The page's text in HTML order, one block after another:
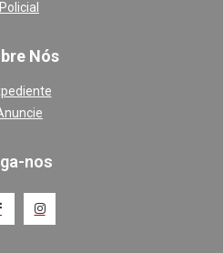
Policial
Nós
nos